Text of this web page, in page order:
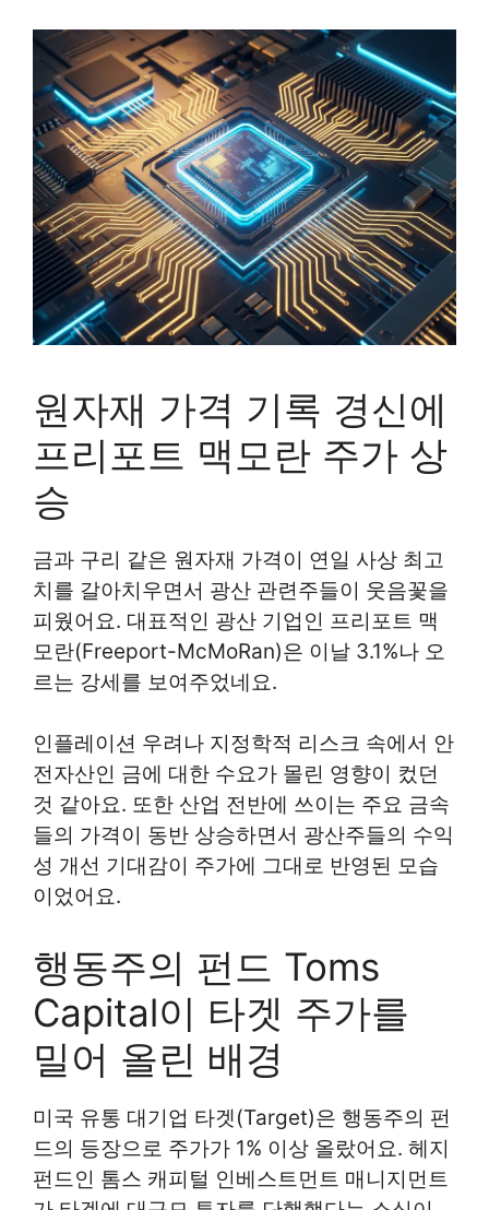
원자재 가격 기록 경신에
프리포트 맥모란 주가 상
승
금과 구리 같은 원자재 가격이 연일 사상 최고
치를 갈아치우면서 광산 관련주들이 웃음꽃을
피웠어요. 대표적인 광산 기업인 프리포트 맥
모란(Freeport-McMoRan)은 이날 3.1%나 오
르는 강세를 보여주었네요.
인플레이션 우려나 지정학적 리스크 속에서 안
전자산인 금에 대한 수요가 몰린 영향이 컸던
것 같아요. 또한 산업 전반에 쓰이는 주요 금속
들의 가격이 동반 상승하면서 광산주들의 수익
성 개선 기대감이 주가에 그대로 반영된 모습
이었어요.
행동주의 펀드 Toms
Capital이 타겟 주가를
밀어 올린 배경
미국 유통 대기업 타겟(Target)은 행동주의 펀
드의 등장으로 주가가 1% 이상 올랐어요. 헤지
펀드인 톰스 캐피털 인베스트먼트 매니지먼트